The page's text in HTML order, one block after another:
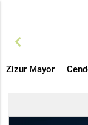
chevron_left
Zizur Mayor